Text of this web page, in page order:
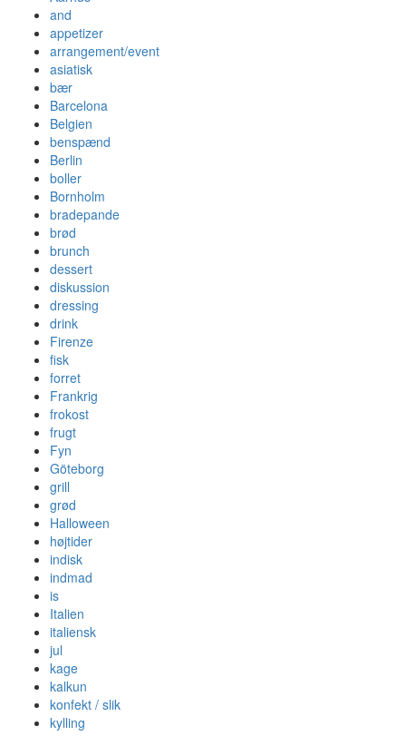
and
appetizer
arrangement/event
asiatisk
bær
Barcelona
Belgien
benspænd
Berlin
boller
Bornholm
bradepande
brød
brunch
dessert
diskussion
dressing
drink
Firenze
fisk
forret
Frankrig
frokost
frugt
Fyn
Göteborg
grill
grød
Halloween
højtider
indisk
indmad
is
Italien
italiensk
jul
kage
kalkun
konfekt / slik
kylling